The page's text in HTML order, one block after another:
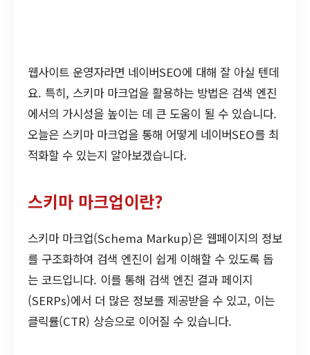
웹사이트 운영자라면 네이버SEO에 대해 잘 아실 텐데
요. 특히, 스키마 마크업을 활용하는 방법은 검색 엔진
에서의 가시성을 높이는 데 큰 도움이 될 수 있습니다.
오늘은 스키마 마크업을 통해 어떻게 네이버SEO를 최
적화할 수 있는지 알아보겠습니다.
스키마 마크업이란?
스키마 마크업(Schema Markup)은 웹페이지의 정보
를 구조화하여 검색 엔진이 쉽게 이해할 수 있도록 돕
는 코드입니다. 이를 통해 검색 엔진 결과 페이지
(SERPs)에서 더 많은 정보를 제공받을 수 있고, 이는
클릭률(CTR) 상승으로 이어질 수 있습니다.